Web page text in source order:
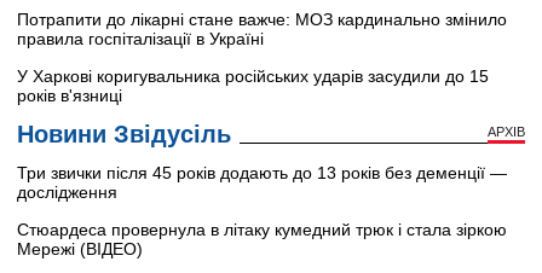
Потрапити до лікарні стане важче: МОЗ кардинально змінило
правила госпіталізації в Україні
У Харкові коригувальника російських ударів засудили до 15
років в'язниці
Новини Звідусіль АРХІВ
Три звички після 45 років додають до 13 років без деменції —
дослідження
Стюардеса провернула в літаку кумедний трюк і стала зіркою
Мережі (ВІДЕО)